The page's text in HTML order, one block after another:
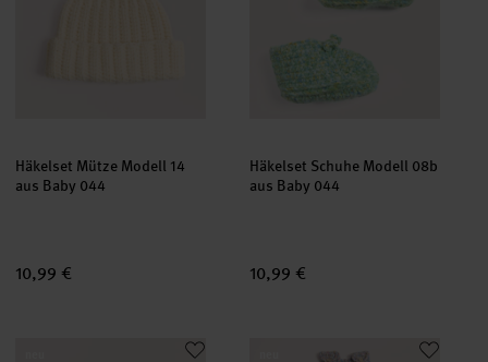
Häkelset Mütze Modell 14
aus Baby 044
10,99 €
Häkelset Schuhe Modell 08b
aus Baby 044
10,99 €
Häkelset Minituch Modell 11 aus Baby 044Häkelset Strampler Modell 18